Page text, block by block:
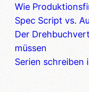
Wie
Spec Script vs.
Der
müssen
Serien schreiben